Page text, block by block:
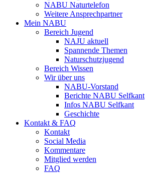
NABU Naturtelefon
Weitere Ansprechpartner
Mein NABU
Bereich Jugend
NAJU aktuell
Spannende Themen
Naturschutzjugend
Bereich Wissen
Wir über uns
NABU-Vorstand
Berichte NABU Selfkant
Infos NABU Selfkant
Geschichte
Kontakt & FAQ
Kontakt
Social Media
Kommentare
Mitglied werden
FAQ